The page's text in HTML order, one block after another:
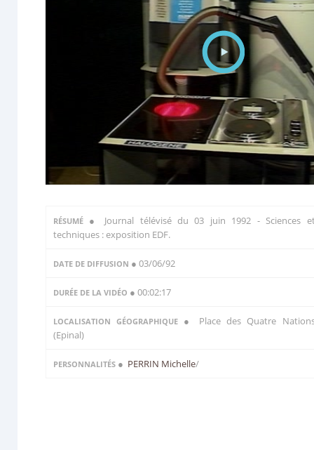
RÉSUMÉ ● Journal télévisé du 03 juin 1992 - Sciences
techniques : exposition EDF.
DATE DE DIFFUSION ● 03/06/92
DURÉE DE LA VIDÉO ● 00:02:17
LOCALISATION GÉOGRAPHIQUE ● Place des Quatre
(Epinal)
PERSONNALITÉS ● PERRIN Michelle/